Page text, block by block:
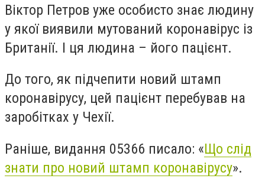
Віктор Петров уже особисто знає людину
у якої виявили мутований коронавірус із
Британії. І ця людина – його пацієнт.
До того, як підчепити новий штамп
коронавірусу, цей пацієнт перебував на
заробітках у Чехії.
Раніше, видання 05366 писало: «Що слід
знати про новий штамп коронавірусу».